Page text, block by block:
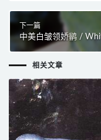
下一篇
中美白皱领娇鹟 /
altera
相关文章